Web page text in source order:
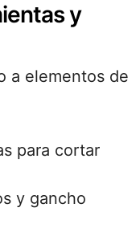
y
a elementos de
para cortar
y gancho